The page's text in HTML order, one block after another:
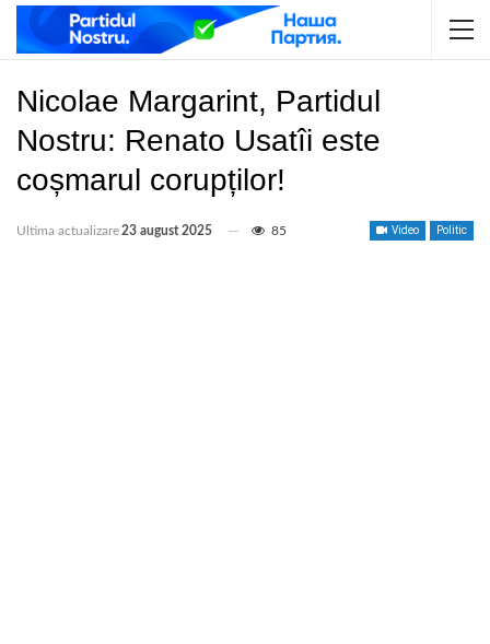
Nicolae Margarint, Partidul
Nostru: Renato Usatîi este
coșmarul corupților!
Video Politic
Ultima actualizare23 august 2025 85